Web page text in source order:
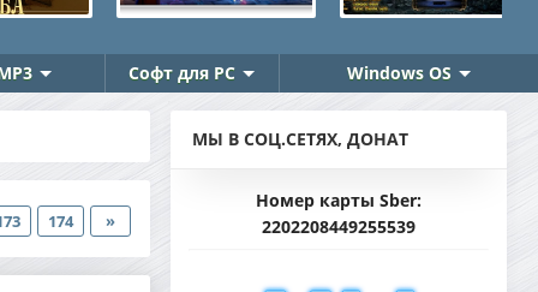
Софт для PC Windows OS
174 »
МЫ В СОЦ.СЕТЯХ, ДОНАТ
Номер карты Sber:
2202208449255539